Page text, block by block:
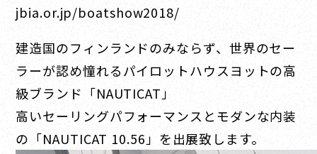
jbia.or.jp/boatshow2018/
建造国のフィンランドのみならず、世界のセー
ラーが認め憧れるパイロットハウスヨットの高
級ブランド「NAUTICAT」
高いセーリングパフォーマンスとモダンな内装
の「NAUTICAT 10.56」を出展致します。